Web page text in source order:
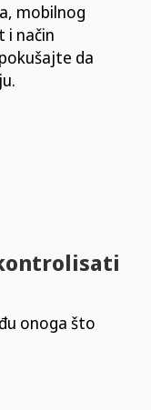
mobilnog
i način
da
onoga što